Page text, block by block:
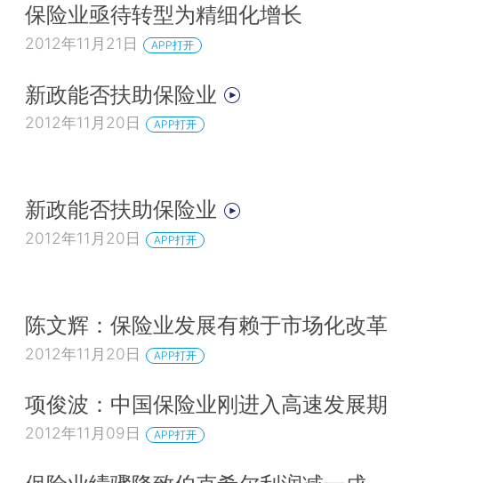
保险业亟待转型为精细化增长
2012年11月21日 APP打开
新政能否扶助保险业
2012年11月20日 APP打开
新政能否扶助保险业
2012年11月20日 APP打开
陈文辉：保险业发展有赖于市场化改革
2012年11月20日 APP打开
项俊波：中国保险业刚进入高速发展期
2012年11月09日 APP打开